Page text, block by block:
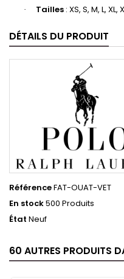
· Tailles : XS, S, M, L, XL,
DÉTAILS DU PRODUIT
RéférenceFAT-OUAT-VET
En stock500 Produits
État Neuf
60 AUTRES PRODUITS